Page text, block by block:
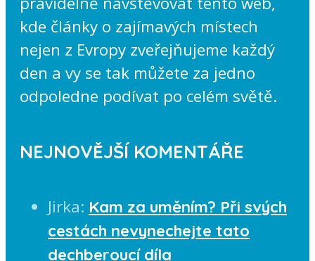
kde články o zajímavých místech
nejen z Evropy zveřejňujeme každý
den a vy se tak můžete za jedno
odpoledne podívat po celém světě.
NEJNOVĚJŠÍ KOMENTÁŘE
Jirka: Kam za uměním? Při svých
cestách nevynechejte tato
dechberoucí díla